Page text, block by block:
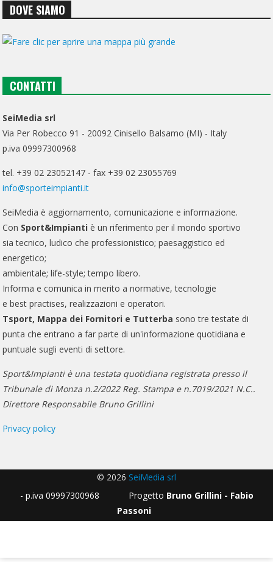
DOVE SIAMO
CONTATTI
SeiMedia srl
Via Per Robecco 91 - 20092 Cinisello Balsamo (MI) - Italy
p.iva 09997300968
tel. +39 02 23052147 - fax +39 02 23055769
info@sporteimpianti.it
SeiMedia è aggiornamento, comunicazione e informazione.
Con Sport&Impianti è un riferimento per il mondo sportivo
sia tecnico, ludico che professionistico; paesaggistico ed
energetico;
ambientale; life-style; tempo libero.
Informa e comunica in merito a normative, tecnologie
e best practises, realizzazioni e operatori.
Tsport, Mappa dei Fornitori e Tutterba sono tre testate di
punta che entrano a far parte di un'informazione quotidiana e
puntuale sugli eventi di settore.
Sport&Impianti è una testata quotidiana registrata presso il
Tribunale di Monza n.2/2022 Reg. Stampa e n.7019/2021 N.C..
Direttore Responsabile Bruno Grillini
Privacy policy
© 2026 SeiMedia srl
- p.iva 09997300968 Progetto Bruno Grillini - Fabio
Passoni